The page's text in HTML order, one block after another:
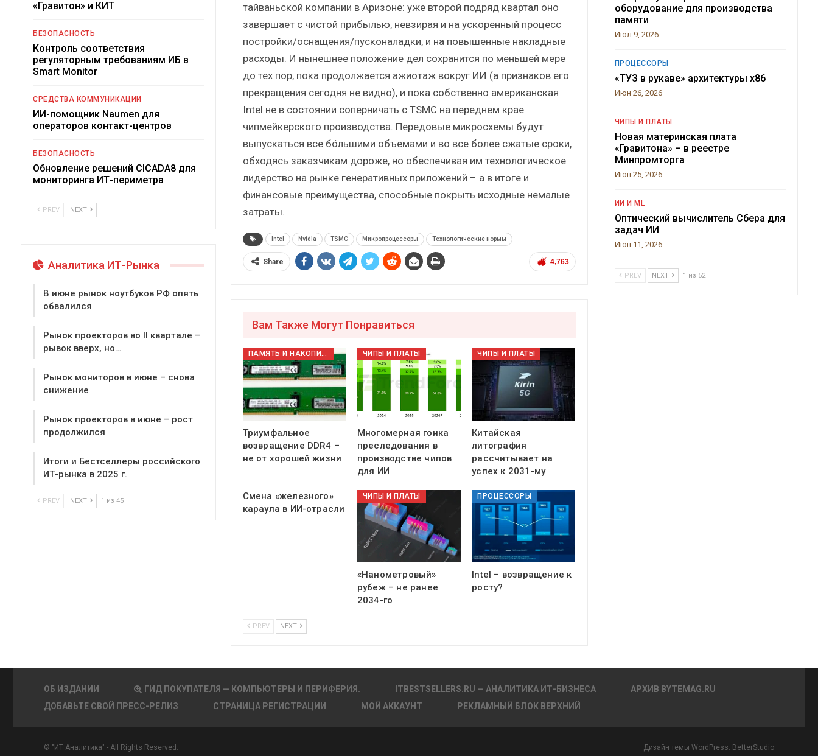
тайваньской компании в Аризоне: уже второй подряд квартал оно
завершает с чистой прибылью, невзирая и на ускоренный процесс
постройки/оснащения/пусконаладки, и на повышенные накладные
расходы. И нынешнее положение дел сохранится по меньшей мере
до тех пор, пока продолжается ажиотаж вокруг ИИ (а признаков его
прекращения сегодня не видно), и пока собственно американская
Intel не в состоянии соперничать с TSMC на переднем крае
чипмейкерского производства. Передовые микросхемы будут
выпускаться все бóльшими объемами и во все более сжатые сроки,
обходясь заказчикам дороже, но обеспечивая им технологическое
лидерство на рынке генеративных приложений – а в итоге и
финансовые преимущества, способные покрыть исходные немалые
затраты.
Intel Nvidia TSMC Микропроцессоры Технологические нормы
4,763
Share
Вам Также Могут Понравиться
ПАМЯТЬ И НАКОПИТЕЛИ
Триумфальное
возвращение DDR4 –
не от хорошей жизни
ЧИПЫ И ПЛАТЫ
Многомерная гонка
преследования в
производстве чипов
для ИИ
ЧИПЫ И ПЛАТЫ
Китайская
литография
рассчитывает на
успех к 2031-му
Смена «железного»
караула в ИИ-отрасли
ЧИПЫ И ПЛАТЫ
«Нанометровый»
рубеж – не ранее
2034-го
ПРОЦЕССОРЫ
Intel – возвращение к
росту?
PREV NEXT
«Гравитон» и КИТ
БЕЗОПАСНОСТЬ
Контроль соответствия
регуляторным требованиям ИБ в
Smart Monitor
СРЕДСТВА КОММУНИКАЦИИ
ИИ-помощник Naumen для
операторов контакт-центров
БЕЗОПАСНОСТЬ
Обновление решений CICADA8 для
мониторинга ИТ-периметра
PREV NEXT
Аналитика ИТ-Рынка
В июне рынок ноутбуков РФ опять
обвалился
Рынок проекторов во II квартале –
рывок вверх, но…
Рынок мониторов в июне – снова
снижение
Рынок проекторов в июне – рост
продолжился
Итоги и Бестселлеры российского
ИТ-рынка в 2025 г.
PREV NEXT 1 из 45
оборудование для производства
памяти
Июл 9, 2026
ПРОЦЕССОРЫ
«ТУЗ в рукаве» архитектуры x86
Июн 26, 2026
ЧИПЫ И ПЛАТЫ
Новая материнская плата
«Гравитона» – в реестре
Минпромторга
Июн 25, 2026
ИИ И ML
Оптический вычислитель Сбера для
задач ИИ
Июн 11, 2026
PREV NEXT 1 из 52
ОБ ИЗДАНИИ ГИД ПОКУПАТЕЛЯ — КОМПЬЮТЕРЫ И ПЕРИФЕРИЯ. ITBESTSELLERS.RU — АНАЛИТИКА ИТ-БИЗНЕСА
АРХИВ BYTEMAG.RU
ДОБАВЬТЕ СВОЙ ПРЕСС-РЕЛИЗ
СТРАНИЦА РЕГИСТРАЦИИ МОЙ АККАУНТ РЕКЛАМНЫЙ БЛОК ВЕРХНИЙ
© "ИТ Аналитика" - All Rights Reserved. Дизайн темы WordPress: BetterStudio